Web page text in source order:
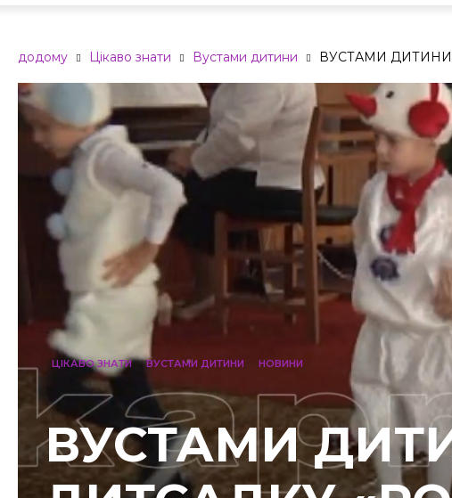
додому Цікаво знати Вустами дитини ВУСТАМИ
ЦІКАВО ЗНАТИ ВУСТАМИ ДИТИНИ НОВИНИ
ВУСТАМИ